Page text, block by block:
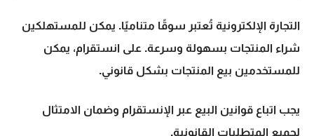
التجارة الإلكترونية تُعتبر سوقًا متناميًا. يمكن للمستهلكين
شراء المنتجات بسهولة وسرعة. على انستقرام، يمكن
للمستخدمين بيع المنتجات بشكل قانوني.
يجب اتباع قوانين البيع عبر الإنستقرام وضمان الامتثال
لجميع المتطلبات القانونية.